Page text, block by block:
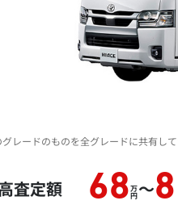
レードのものを全グレードに共有し
査定額 68万
円～